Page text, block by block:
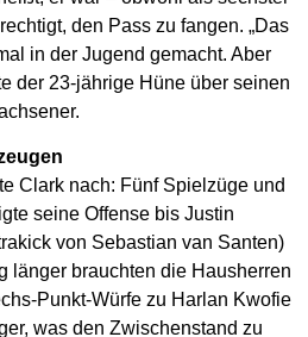
den Pass zu fangen. „Das
in der Jugend gemacht. Aber
der 23-jährige Hüne über seinen
Clark nach: Fünf Spielzüge und
seine Offense bis Justin
von Sebastian van Santen)
länger brauchten die Hausherren
Punkt-Würfe zu Harlan Kwofie
was den Zwischenstand zu